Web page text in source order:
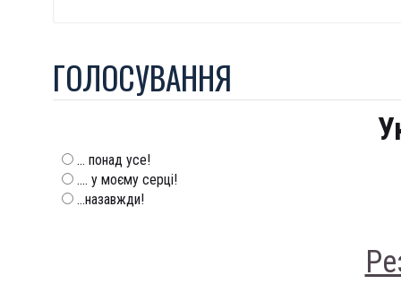
ГОЛОСУВАННЯ
... понад усе!
.... у моєму серці!
...назавжди!